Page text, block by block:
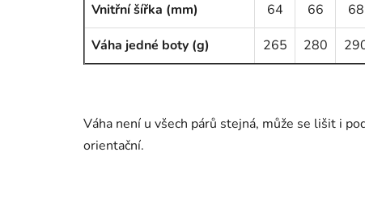
Vnitřní šířka (mm)
64 66 68
Váha jedné boty (g)
265 280
Váha není u všech párů stejná, může se lišit i
orientační.